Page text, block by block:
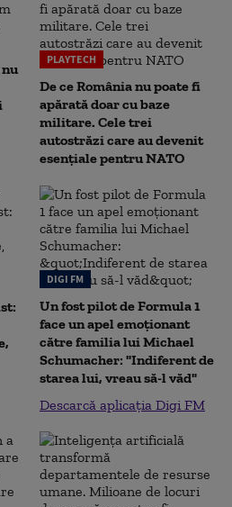
PLAYTECH
De ce România nu poate fi
apărată doar cu baze
militare. Cele trei
autostrăzi care au devenit
esențiale pentru NATO
DIGI FM
Un fost pilot de Formula 1
face un apel emoționant
către familia lui Michael
Schumacher: "Indiferent de
starea lui, vreau să-l văd"
Descarcă aplicația Digi FM